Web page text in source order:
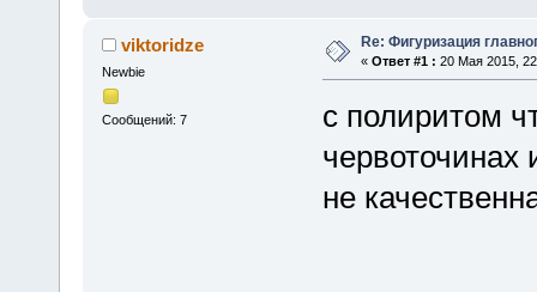
viktoridze
Newbie
Сообщений: 7
Re: Фигуризация
« Ответ #1 : 20 Мая 2015,
с полиритом
червоточинах
не